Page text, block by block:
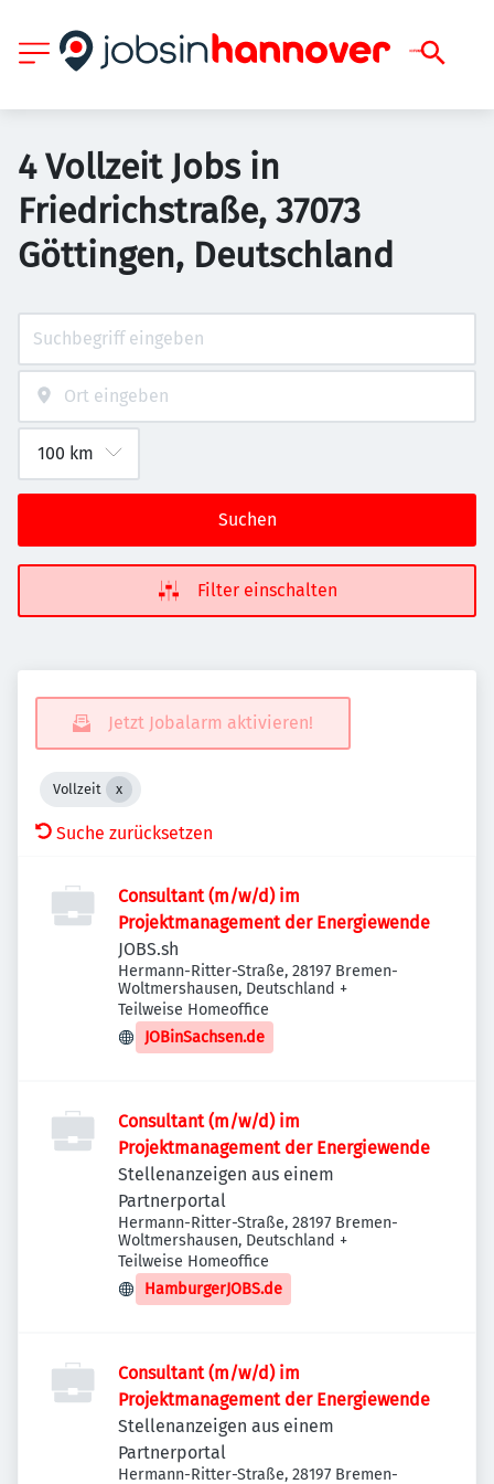
4 Vollzeit Jobs in
Friedrichstraße, 37073
Göttingen, Deutschland
Suchen
Filter einschalten
Jetzt Jobalarm aktivieren!
Vollzeit
Suche zurücksetzen
Consultant (m/w/d) im
Projektmanagement der Energiewende
JOBS.sh
Hermann-Ritter-Straße, 28197 Bremen-
Woltmershausen, Deutschland +
Teilweise Homeoffice
JOBinSachsen.de
Consultant (m/w/d) im
Projektmanagement der Energiewende
Stellenanzeigen aus einem
Partnerportal
Hermann-Ritter-Straße, 28197 Bremen-
Woltmershausen, Deutschland +
Teilweise Homeoffice
HamburgerJOBS.de
Consultant (m/w/d) im
Projektmanagement der Energiewende
Stellenanzeigen aus einem
Partnerportal
Hermann-Ritter-Straße, 28197 Bremen-